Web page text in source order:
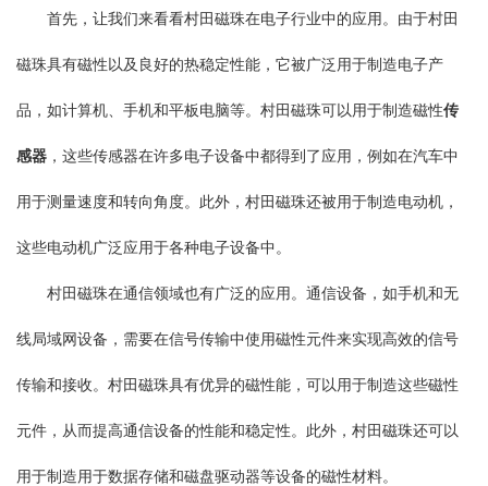
首先，让我们来看看村田磁珠在电子行业中的应用。由于村田
磁珠具有磁性以及良好的热稳定性能，它被广泛用于制造电子产
品，如计算机、手机和平板电脑等。村田磁珠可以用于制造磁性传
感器 ，这些传感器在许多电子设备中都得到了应用，例如在汽车中
用于测量速度和转向角度。此外，村田磁珠还被用于制造电动机，
这些电动机广泛应用于各种电子设备中。
村田磁珠在通信领域也有广泛的应用。通信设备，如手机和无
线局域网设备，需要在信号传输中使用磁性元件来实现高效的信号
传输和接收。村田磁珠具有优异的磁性能，可以用于制造这些磁性
元件，从而提高通信设备的性能和稳定性。此外，村田磁珠还可以
用于制造用于数据存储和磁盘驱动器等设备的磁性材料。